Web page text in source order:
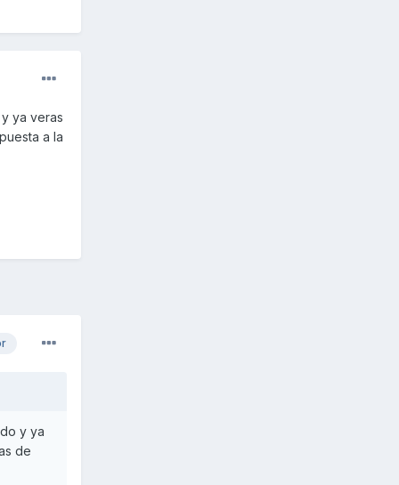
ya veras
a la
y ya
de